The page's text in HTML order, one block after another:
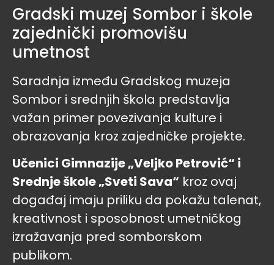
Gradski muzej Sombor i škole
zajednički promovišu
umetnost
Saradnja između Gradskog muzeja
Sombor i srednjih škola predstavlja
važan primer povezivanja kulture i
obrazovanja kroz zajedničke projekte.
Učenici Gimnazije „Veljko Petrović“ i
Srednje škole „Sveti Sava“ kroz ovaj
događaj imaju priliku da pokažu talenat,
kreativnost i sposobnost umetničkog
izražavanja pred somborskom
publikom.